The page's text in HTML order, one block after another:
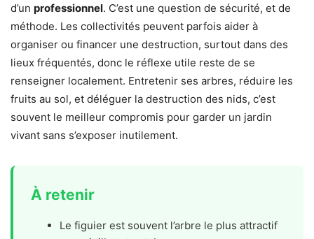
d’un professionnel. C’est une question de sécurité, et de
méthode. Les collectivités peuvent parfois aider à
organiser ou financer une destruction, surtout dans des
lieux fréquentés, donc le réflexe utile reste de se
renseigner localement. Entretenir ses arbres, réduire les
fruits au sol, et déléguer la destruction des nids, c’est
souvent le meilleur compromis pour garder un jardin
vivant sans s’exposer inutilement.
À retenir
Le figuier est souvent l’arbre le plus attractif